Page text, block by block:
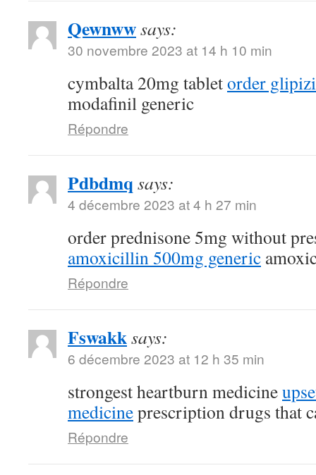
Qewnwwsays:
30 novembre 2023 at 14 h 10 min
cymbalta 20mg tabletorder
modafinil generic
Répondre
Pdbdmq says:
4 décembre 2023 at 4 h 27 min
order prednisone 5mg without
amoxicillin 500mg generic
Répondre
Fswakksays:
6 décembre 2023 at 12 h 35 min
strongest heartburn medicine
medicineprescription drugs that
Répondre